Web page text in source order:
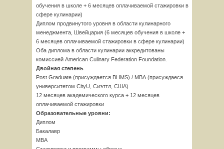
обучения в школе + 6 месяцев оплачиваемой стажировки в
сфере кулинарии)
Диплом продвинутого уровня в области кулинарного
менеджмента, Швейцария (6 месяцев обучения в школе +
6 месяцев оплачиваемой стажировки в сфере кулинарии)
Оба диплома в области кулинарии аккредитованы
комиссией American Culinary Federation Foundation.
Двойная степень
Post Graduate (присуждается BHMS) / МВА (присуждаеся
университетом CityU, Сиэттл, США)
12 месяцев академического курса + 12 месяцев
оплачиваемой стажировки
Образовательные уровни:
Диплом
Бакалавр
МВА